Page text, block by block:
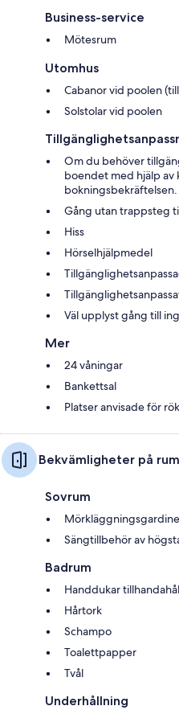
Business-service
Mötesrum
Utomhus
Cabanor vid poolen
Solstolar vid poolen
Om du behöver
boendet med hjälp
bokningsbekräftelsen.
Gång utan trappsteg
Hiss
Hörselhjälpmedel
Väl upplyst gång till
Mer
24 våningar
Bankettsal
Platser anvisade för
Bekvämligheter på
Sovrum
Sängtillbehör av
Badrum
Handdukar
Hårtork
Schampo
Toalettpapper
Tvål
Underhållning